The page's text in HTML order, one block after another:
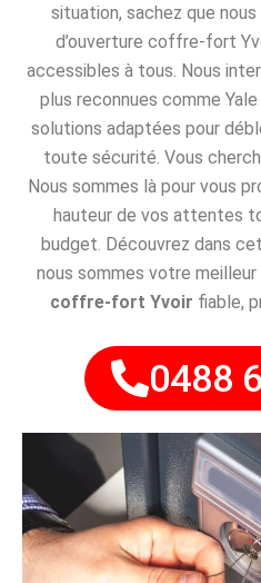
situation, sachez que
d’ouverture coffre-fort
accessibles à tous. Nous
plus reconnues comme
solutions adaptées pour
toute sécurité. Vous
Nous sommes là pour vous
hauteur de vos attentes
budget. Découvrez dans
nous sommes votre meilleur
coffre-fort Yvoir fiable,
0488